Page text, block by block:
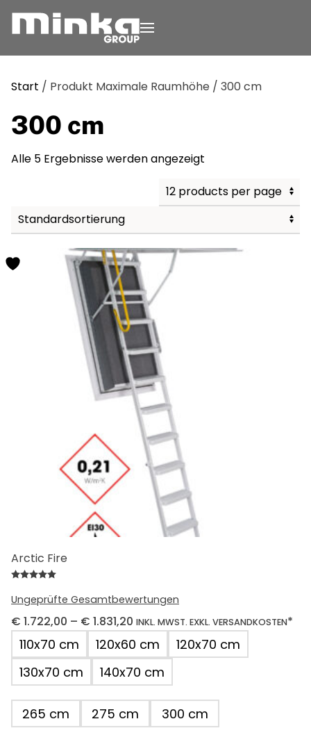
Zum Inhalt springen
Start / Produkt Maximale Raumhöhe / 300 cm
300 cm
Alle 5 Ergebnisse werden angezeigt
Arctic Fire
Ungeprüfte Gesamtbewertungen
€ 1.722,00 – € 1.831,20 INKL. MWST. EXKL. VERSANDKOSTEN*
110x70 cm 120x60 cm
120x70 cm
130x70 cm
140x70 cm
265 cm 275 cm 300 cm